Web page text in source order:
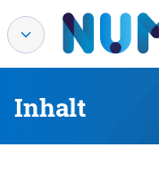
Inhalt